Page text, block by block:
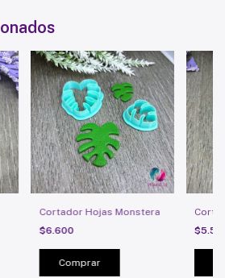
Cortador Hojas Monstera
$6.600
Comprar